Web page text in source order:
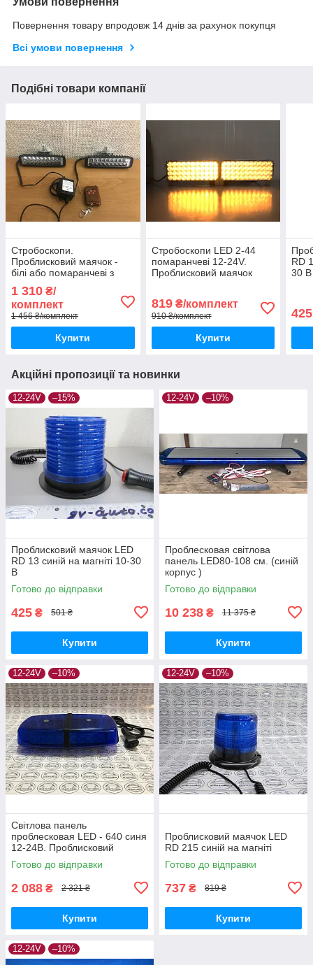
Повернення товару впродовж 14 днів за рахунок покупця
Всі умови повернення
Подібні товари компанії
Стробоскопи.
Проблисковий маячок -
білі або помаранчеві з
1 310 ₴/
комплект
1 456 ₴/комплект
Купити
Стробоскопи LED 2-44
помаранчеві 12-24V.
Проблисковий маячок
819₴/комплект
910 ₴/комплект
Купити
RD
30 В
425
Акційні пропозиції та новинки
12-24V –15%
Проблисковий маячок LED
RD 13 синій на магніті 10-30
В
Готово до відправки
425 ₴ 501 ₴
Купити
12-24V –10%
Проблесковая світлова
панель LED80-108 см. (синій
корпус )
Готово до відправки
10 238 ₴ 11 375 ₴
Купити
12-24V –10%
Світлова панель
проблесковая LED - 640 синя
12-24В. Проблисковий
маячок
Готово до відправки
2 088 ₴ 2 321 ₴
Купити
12-24V –10%
Проблисковий маячок LED
RD 215 синій на магніті
Готово до відправки
737 ₴ 819 ₴
Купити
12-24V –10%